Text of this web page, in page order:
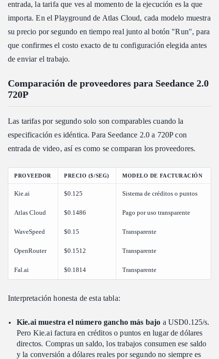
entrada, la tarifa que ves al momento de la ejecución es la que
importa. En el Playground de Atlas Cloud, cada modelo muestra
su precio por segundo en tiempo real junto al botón "Run", para
que confirmes el costo exacto de tu configuración elegida antes
de enviar el trabajo.
Comparación de proveedores para Seedance 2.0
720P
Las tarifas por segundo solo son comparables cuando la
especificación es idéntica. Para Seedance 2.0 a 720P con
entrada de video, así es como se comparan los proveedores.
PROVEEDOR PRECIO ($/SEG) MODELO DE FACTURACIÓN
Kie.ai $0.125 Sistema de créditos o puntos
Atlas Cloud $0.1486 Pago por uso transparente
WaveSpeed $0.15 Transparente
OpenRouter $0.1512 Transparente
Fal.ai $0.1814 Transparente
Interpretación honesta de esta tabla:
Kie.ai muestra el número gancho más bajo a USD0.125/s.
Pero Kie.ai factura en créditos o puntos en lugar de dólares
directos. Compras un saldo, los trabajos consumen ese saldo
y la conversión a dólares reales por segundo no siempre es